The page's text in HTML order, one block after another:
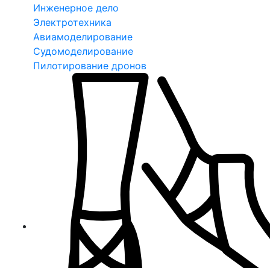
Инженерное дело
Электротехника
Авиамоделирование
Судомоделирование
Пилотирование дронов